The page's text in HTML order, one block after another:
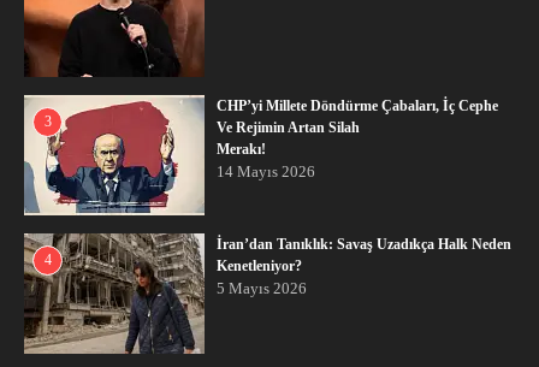
3
CHP’yi Millete Döndürme Çabaları, İç Cephe
Ve Rejimin Artan Silah
Merakı!
14 Mayıs 2026
4
İran’dan Tanıklık: Savaş Uzadıkça Halk Neden
Kenetleniyor?
5 Mayıs 2026